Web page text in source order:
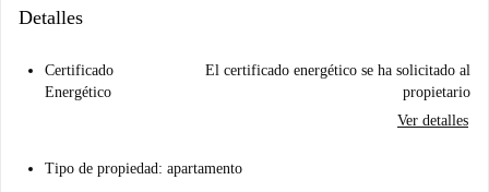
Detalles
Certificado
Energético
El certificado energético se ha solicitado al
propietario
Ver detalles
Tipo de propiedad: apartamento